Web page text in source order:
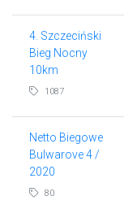
4. Szczeciński
Bieg Nocny
10km
1087
Netto Biegowe
Bulwarove 4 /
2020
80